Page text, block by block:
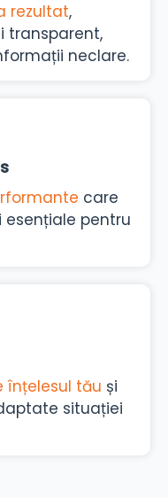
rezultat,
transparent,
neclare.
care
pentru
înțelesul tău și
situației